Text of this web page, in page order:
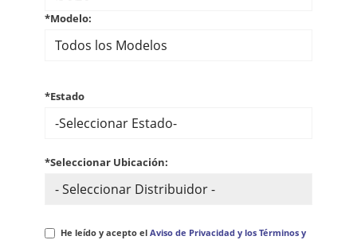
*Modelo:
*Estado
*Seleccionar Ubicación:
He leído y acepto el Aviso de Privacidad y los Términos y